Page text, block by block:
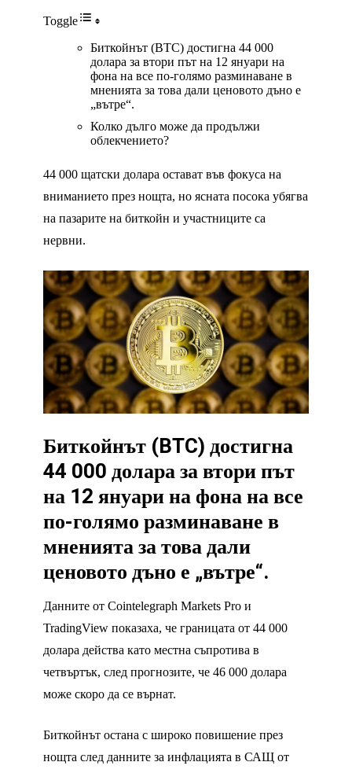
Toggle
Биткойнът (BTC) достигна 44 000
долара за втори път на 12 януари на
фона на все по-голямо разминаване в
мненията за това дали ценовото дъно е
„вътре“.
Колко дълго може да продължи
облекчението?
44 000 щатски долара остават във фокуса на
вниманието през нощта, но ясната посока убягва
на пазарите на биткойн и участниците са
нервни.
Биткойнът (BTC) достигна
44 000 долара за втори път
на 12 януари на фона на все
по-голямо разминаване в
мненията за това дали
ценовото дъно е „вътре“.
Данните от Cointelegraph Markets Pro и
TradingView показаха, че границата от 44 000
долара действа като местна съпротива в
четвъртък, след прогнозите, че 46 000 долара
може скоро да се върнат.
Биткойнът остана с широко повишение през
нощта след данните за инфлацията в САЩ от